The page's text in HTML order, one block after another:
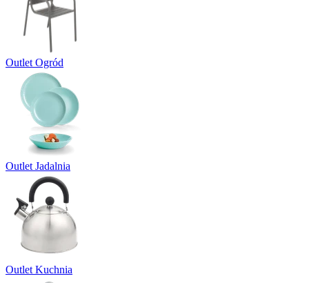
Outlet Ogród
Outlet Jadalnia
Outlet Kuchnia